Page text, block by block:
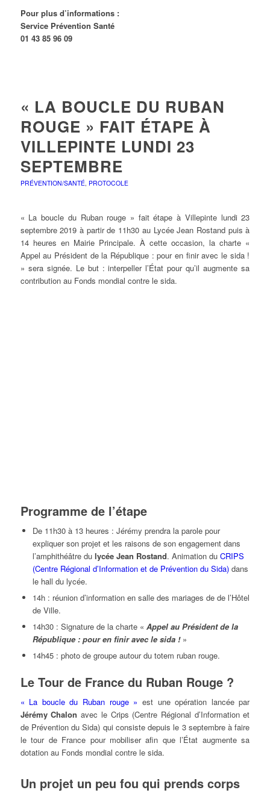
Pour plus d’informations :
Service Prévention Santé
01 43 85 96 09
« LA BOUCLE DU RUBAN
ROUGE » FAIT ÉTAPE À
VILLEPINTE LUNDI 23
SEPTEMBRE
PRÉVENTION/SANTÉ, PROTOCOLE
« La boucle du Ruban rouge » fait étape à Villepinte lundi 23
septembre 2019 à partir de 11h30 au Lycée Jean Rostand puis à
14 heures en Mairie Principale. À cette occasion, la charte «
Appel au Président de la République : pour en finir avec le sida !
» sera signée. Le but : interpeller l’État pour qu’il augmente sa
contribution au Fonds mondial contre le sida.
Programme de l’étape
De 11h30 à 13 heures : Jérémy prendra la parole pour
expliquer son projet et les raisons de son engagement dans
l’amphithéâtre du lycée Jean Rostand. Animation du CRIPS
(Centre Régional d’Information et de Prévention du Sida)dans
le hall du lycée.
14h : réunion d’information en salle des mariages de de l’Hôtel
de Ville.
14h30 : Signature de la charte « Appel au Président de la
République : pour en finir avec le sida !»
14h45 : photo de groupe autour du totem ruban rouge.
Le Tour de France du Ruban Rouge ?
« La boucle du Ruban rouge » est une opération lancée par
Jérémy Chalon avec le Crips (Centre Régional d’Information et
de Prévention du Sida) qui consiste depuis le 3 septembre à faire
le tour de France pour mobiliser afin que l’État augmente sa
dotation au Fonds mondial contre le sida.
Un projet un peu fou qui prends corps